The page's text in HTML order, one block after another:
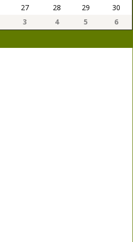
27 28 29
30
3 4 5 6